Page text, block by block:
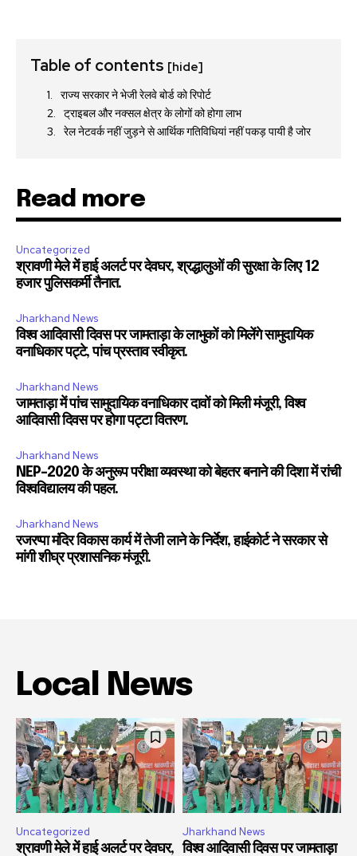
Table of contents [hide]
राज्य सरकार ने भेजी रेलवे बोर्ड को रिपोर्ट
ट्राइबल और नक्सल क्षेत्र के लोगों को होगा लाभ
रेल नेटवर्क नहीं जुड़ने से आर्थिक गतिविधियां नहीं पकड़ पायी है जोर
Read more
Uncategorized
श्रावणी मेले में हाई अलर्ट पर देवघर, श्रद्धालुओं की सुरक्षा के लिए 12
हजार पुलिसकर्मी तैनात.
Jharkhand News
विश्व आदिवासी दिवस पर जामताड़ा के लाभुकों को मिलेंगे सामुदायिक
वनाधिकार पट्टे, पांच प्रस्ताव स्वीकृत.
Jharkhand News
जामताड़ा में पांच सामुदायिक वनाधिकार दावों को मिली मंजूरी, विश्व
आदिवासी दिवस पर होगा पट्टा वितरण.
Jharkhand News
NEP-2020 के अनुरूप परीक्षा व्यवस्था को बेहतर बनाने की दिशा में रांची
विश्वविद्यालय की पहल.
Jharkhand News
रजरप्पा मंदिर विकास कार्य में तेजी लाने के निर्देश, हाईकोर्ट ने सरकार से
मांगी शीघ्र प्रशासनिक मंजूरी.
Local News
Uncategorized
श्रावणी मेले में हाई अलर्ट पर देवघर,
Jharkhand News
विश्व आदिवासी दिवस पर जामताड़ा